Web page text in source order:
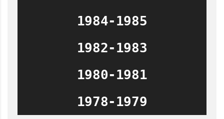
1984-1985
1982-1983
1980-1981
1978-1979